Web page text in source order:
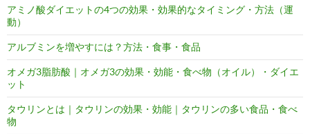
アミノ酸ダイエットの4つの効果・効果的なタイミング・方法（運
動）
アルブミンを増やすには？方法・食事・食品
オメガ3脂肪酸｜オメガ3の効果・効能・食べ物（オイル）・ダイエ
ット
タウリンとは｜タウリンの効果・効能｜タウリンの多い食品・食べ
物